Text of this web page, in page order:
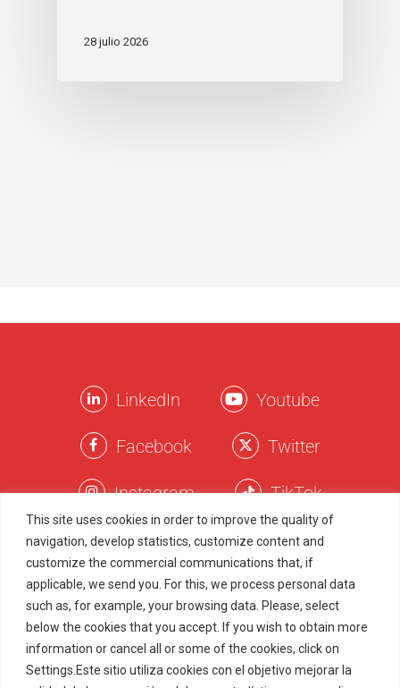
This site uses cookies in order to improve the quality of
navigation, develop statistics, customize content and
customize the commercial communications that, if
applicable, we send you. For this, we process personal data
such as, for example, your browsing data. Please, select
below the cookies that you accept. If you wish to obtain more
information or cancel all or some of the cookies, click on
Settings.Este sitio utiliza cookies con el objetivo mejorar la
28 julio 2026
LinkedIn Youtube
Facebook Twitter
Instagram TikTok
Términos Legales
Política de Privacidad
Política de Cookies
Marcas Registradas
Juego Responsable
Menu